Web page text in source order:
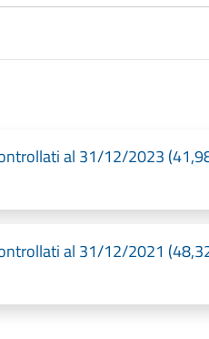
al 31/12/2023
al 31/12/2021